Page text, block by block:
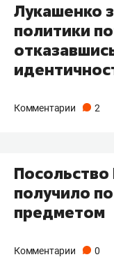
Лукашенко
политики
Комментарии 2
получило
предметом
Комментарии 0